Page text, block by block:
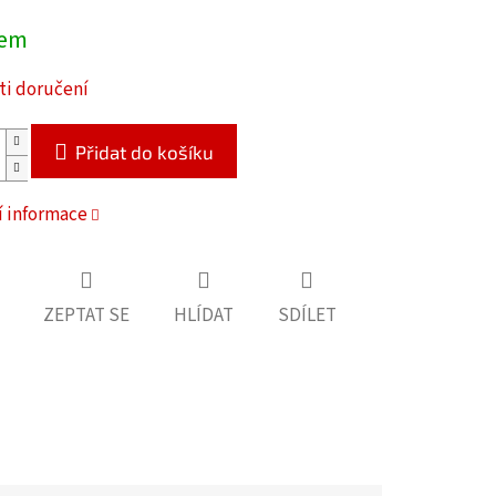
doručení
Přidat do košíku
ZEPTAT SE HLÍDAT SDÍLET